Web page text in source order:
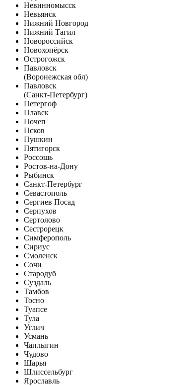
Невинномысск
Невьянск
Нижний Новгород
Нижний Тагил
Новороссийск
Новохопёрск
Острогожск
Павловск
(Воронежская обл)
Павловск
(Санкт-Петербург)
Петергоф
Плавск
Почеп
Псков
Пушкин
Пятигорск
Россошь
Ростов-на-Дону
Рыбинск
Санкт-Петербург
Севастополь
Сергиев Посад
Серпухов
Сертолово
Сестрорецк
Симферополь
Сириус
Смоленск
Сочи
Стародуб
Суздаль
Тамбов
Тосно
Туапсе
Тула
Углич
Усмань
Чаплыгин
Чудово
Шарья
Шлиссельбург
Ярославль